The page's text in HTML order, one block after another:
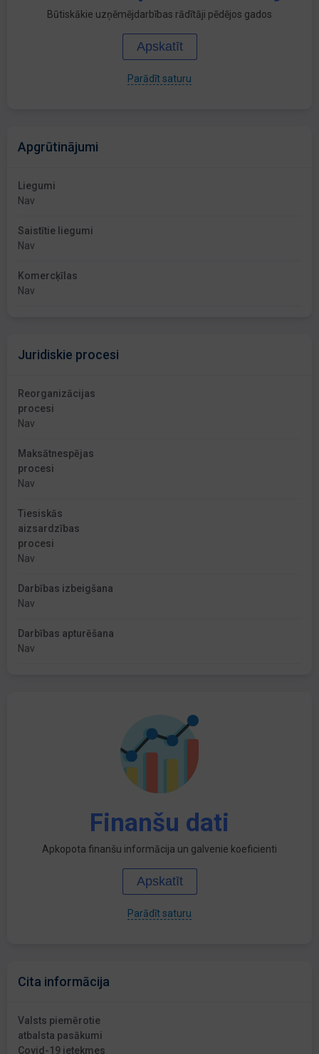
Būtiskākie uzņēmējdarbības rādītāji pēdējos gados
Apskatīt
Parādīt saturu
Apgrūtinājumi
Liegumi
Nav
Saistītie liegumi
Nav
Komercķīlas
Nav
Juridiskie procesi
Reorganizācijas
procesi
Nav
Maksātnespējas
procesi
Nav
Tiesiskās
aizsardzības
procesi
Nav
Darbības izbeigšana
Nav
Darbības apturēšana
Nav
Finanšu dati
Apkopota finanšu informācija un galvenie koeficienti
Apskatīt
Parādīt saturu
Cita informācija
Valsts piemērotie
atbalsta pasākumi
Covid-19 ietekmes